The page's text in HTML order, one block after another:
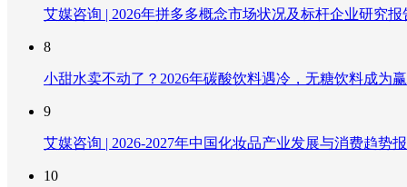
艾媒咨询 | 2026年拼多多概念市场状况及标杆企业研究报
8
小甜水卖不动了？2026年碳酸饮料遇冷，无糖饮料成为
9
艾媒咨询 | 2026-2027年中国化妆品产业发展与消费趋势
10